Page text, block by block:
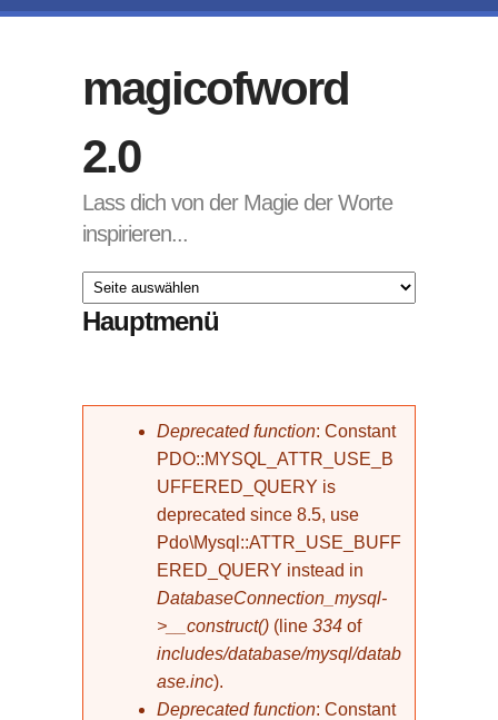
magicofword
2.0
Lass dich von der Magie der Worte
inspirieren...
Hauptmenü
Fehlermeldung
Deprecated function: Constant
PDO::MYSQL_ATTR_USE_B
UFFERED_QUERY is
deprecated since 8.5, use
Pdo\Mysql::ATTR_USE_BUFF
ERED_QUERY instead in
DatabaseConnection_mysql-
>__construct() (line 334 of
includes/database/mysql/datab
ase.inc).
Deprecated function: Constant